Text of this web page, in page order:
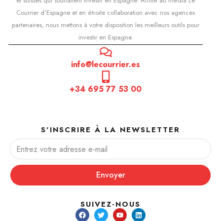
Courrier d'Espagne et en étroite collaboration avec nos agences
partenaires, nous mettons à votre disposition les meilleurs outils pour
investir en Espagne.
info@lecourrier.es
+34 695 77 53 00
S'INSCRIRE À LA NEWSLETTER
Envoyer
SUIVEZ-NOUS